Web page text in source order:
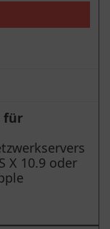
für
X 10.9 oder